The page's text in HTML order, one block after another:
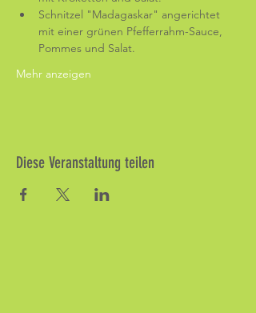
Schnitzel "Madagaskar" angerichtet
mit einer grünen Pfefferrahm-Sauce,
Pommes und Salat.
Mehr anzeigen
Diese Veranstaltung teilen